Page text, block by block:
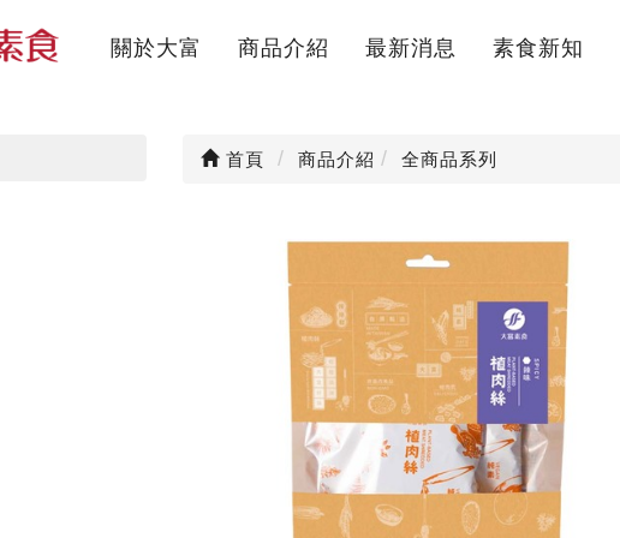
關於大富 商品介紹 最新消息 素食新知
首頁 商品介紹 全商品系列